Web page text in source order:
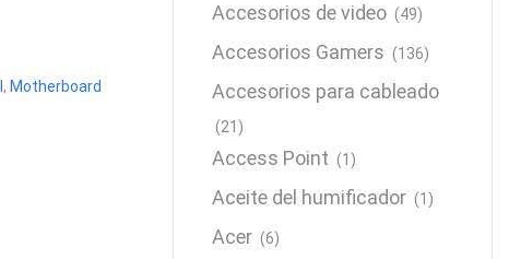
, Motherboard
Accesorios de video (49)
Accesorios Gamers (136)
Accesorios para cableado
(21)
Access Point (1)
Aceite del humificador (1)
Acer (6)